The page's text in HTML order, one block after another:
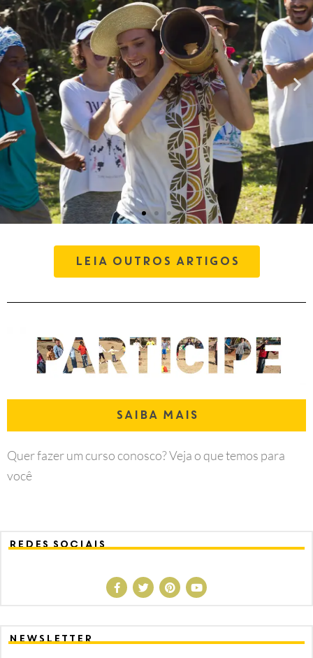
criando uma
comunicação visual
projeto
Clique aqui
LEIA OUTROS ARTIGOS
Saiba Mais
Quer fazer um curso conosco? Veja o que temos para
você
redes sociais
NEWSLETTER